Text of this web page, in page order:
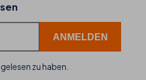
als neuen
ein
zu haben.